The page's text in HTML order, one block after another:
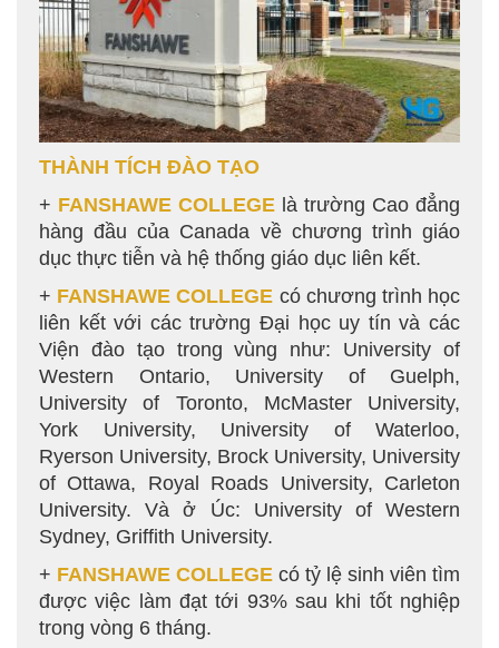
THÀNH TÍCH ĐÀO TẠO
+ FANSHAWE COLLEGE là trường Cao đẳng
hàng đầu của Canada về chương trình giáo
dục thực tiễn và hệ thống giáo dục liên kết.
+ FANSHAWE COLLEGE có chương trình học
liên kết với các trường Đại học uy tín và các
Viện đào tạo trong vùng như: University of
Western Ontario, University of Guelph,
University of Toronto, McMaster University,
York University, University of Waterloo,
Ryerson University, Brock University, University
of Ottawa, Royal Roads University, Carleton
University. Và ở Úc: University of Western
Sydney, Griffith University.
+ FANSHAWE COLLEGE có tỷ lệ sinh viên tìm
được việc làm đạt tới 93% sau khi tốt nghiệp
trong vòng 6 tháng.